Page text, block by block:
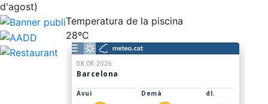
d'agost)
Temperatura de la piscina
28ºC